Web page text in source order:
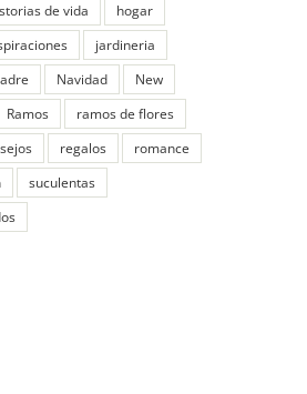
de vida
hogar
jardineria
Navidad
New
Ramos
ramos de flores
regalos
romance
suculentas